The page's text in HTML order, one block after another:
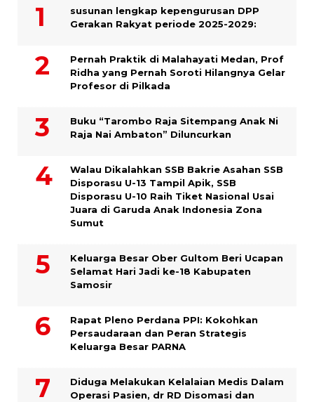
susunan lengkap kepengurusan DPP
Gerakan Rakyat periode 2025-2029:
Pernah Praktik di Malahayati Medan, Prof
Ridha yang Pernah Soroti Hilangnya Gelar
Profesor di Pilkada
Buku “Tarombo Raja Sitempang Anak Ni
Raja Nai Ambaton” Diluncurkan
Walau Dikalahkan SSB Bakrie Asahan SSB
Disporasu U-13 Tampil Apik, SSB
Disporasu U-10 Raih Tiket Nasional Usai
Juara di Garuda Anak Indonesia Zona
Sumut
Keluarga Besar Ober Gultom Beri Ucapan
Selamat Hari Jadi ke-18 Kabupaten
Samosir
Rapat Pleno Perdana PPI: Kokohkan
Persaudaraan dan Peran Strategis
Keluarga Besar PARNA
Diduga Melakukan Kelalaian Medis Dalam
Operasi Pasien, dr RD Disomasi dan